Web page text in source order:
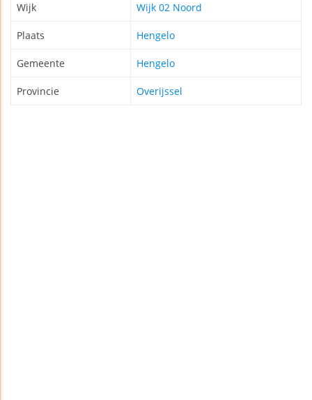
Wijk Wijk 02 Noord
Plaats Hengelo
Gemeente Hengelo
Provincie Overijssel